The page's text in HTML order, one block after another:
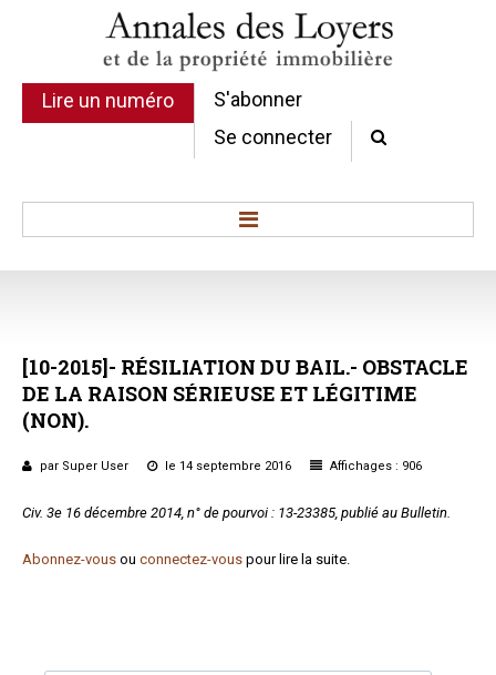
Lire un numéro
S'abonner
Se connecter
Sommaires
Chroniques
Etudes de texte
Réponses ministérielles
Formez-vous !
[10-2015]- RÉSILIATION DU BAIL.- OBSTACLE
DE LA RAISON SÉRIEUSE ET LÉGITIME
(NON).
par Super User le 14 septembre 2016 Affichages : 906
Civ. 3e 16 décembre 2014, n° de pourvoi : 13-23385, publié au Bulletin.
Abonnez-vous ou connectez-vous pour lire la suite.